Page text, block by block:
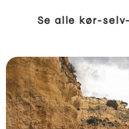
Se alle kør-